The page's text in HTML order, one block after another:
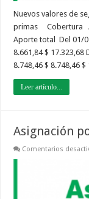
Nuevos valores de
primas Cobertura
Aporte total Del 01/
8.661,84 $
8.748,46 $ 8.748,46
Leer artículo...
Asignación
Comentarios